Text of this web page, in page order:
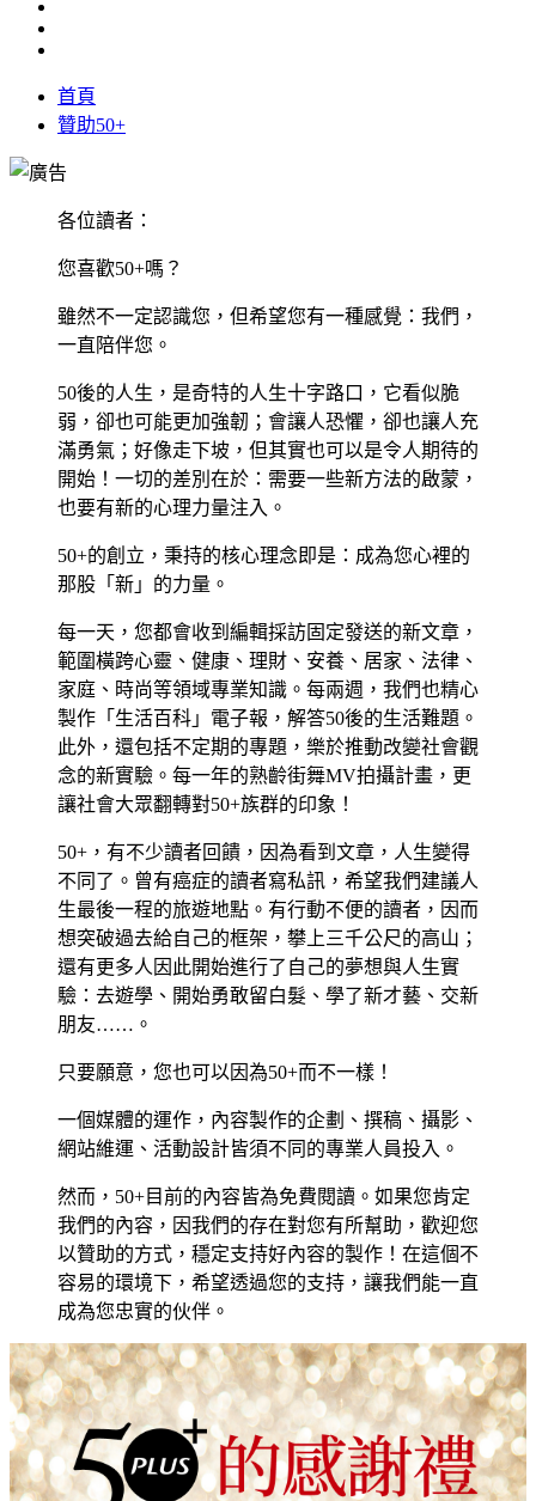
首頁
贊助50+
各位讀者：
您喜歡50+嗎？
雖然不一定認識您，但希望您有一種感覺：我們，
一直陪伴您。
50後的人生，是奇特的人生十字路口，它看似脆
弱，卻也可能更加強韌；會讓人恐懼，卻也讓人充
滿勇氣；好像走下坡，但其實也可以是令人期待的
開始！一切的差別在於：需要一些新方法的啟蒙，
也要有新的心理力量注入。
50+的創立，秉持的核心理念即是：成為您心裡的
那股「新」的力量。
每一天，您都會收到編輯採訪固定發送的新文章，
範圍橫跨心靈、健康、理財、安養、居家、法律、
家庭、時尚等領域專業知識。每兩週，我們也精心
製作「生活百科」電子報，解答50後的生活難題。
此外，還包括不定期的專題，樂於推動改變社會觀
念的新實驗。每一年的熟齡街舞MV拍攝計畫，更
讓社會大眾翻轉對50+族群的印象！
50+，有不少讀者回饋，因為看到文章，人生變得
不同了。曾有癌症的讀者寫私訊，希望我們建議人
生最後一程的旅遊地點。有行動不便的讀者，因而
想突破過去給自己的框架，攀上三千公尺的高山；
還有更多人因此開始進行了自己的夢想與人生實
驗：去遊學、開始勇敢留白髮、學了新才藝、交新
朋友……。
只要願意，您也可以因為50+而不一樣！
一個媒體的運作，內容製作的企劃、撰稿、攝影、
網站維運、活動設計皆須不同的專業人員投入。
然而，50+目前的內容皆為免費閱讀。如果您肯定
我們的內容，因我們的存在對您有所幫助，歡迎您
以贊助的方式，穩定支持好內容的製作！在這個不
容易的環境下，希望透過您的支持，讓我們能一直
成為您忠實的伙伴。